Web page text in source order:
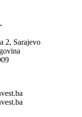
2, Sarajevo